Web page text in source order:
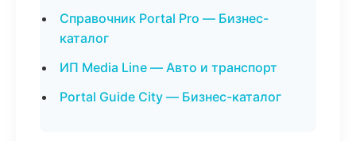
Справочник Portal Pro — Бизнес-
каталог
ИП Media Line — Авто и транспорт
Portal Guide City — Бизнес-каталог